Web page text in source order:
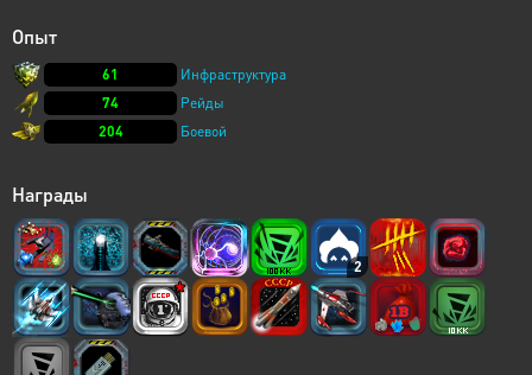
Опыт
61
Инфраструктура
74
Рейды
204
Боевой
Награды
2